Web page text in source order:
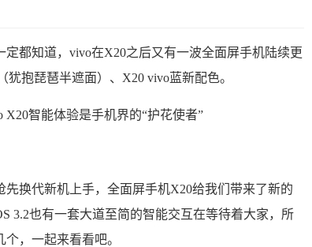
都知道，vivo在X20之后又有一波全面屏手机陆续更
抱琵琶半遮面）、X20 vivo蓝新配色。
换代新机上手，全面屏手机X20给我们带来了新的
3.2也有一套大道至简的智能交互在等待着大家，所
，一起来看看吧。